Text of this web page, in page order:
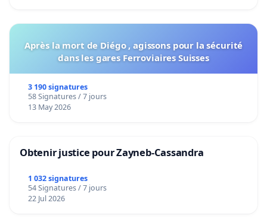
Après la mort de Diégo , agissons pour la sécurité
dans les gares Ferroviaires Suisses
3 190 signatures
58 Signatures / 7 jours
13 May 2026
Obtenir justice pour Zayneb-Cassandra
1 032 signatures
54 Signatures / 7 jours
22 Jul 2026